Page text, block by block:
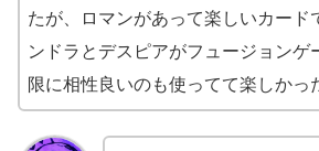
たが、ロマンがあって楽しいカード
ンドラとデスピアがフュージョンゲ
限に相性良いのも使ってて楽しかっ